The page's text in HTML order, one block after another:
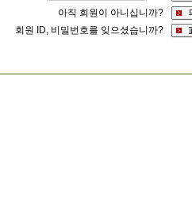
아직 회원이 아니십니까?
회원 ID, 비밀번호를 잊으셨습니까?